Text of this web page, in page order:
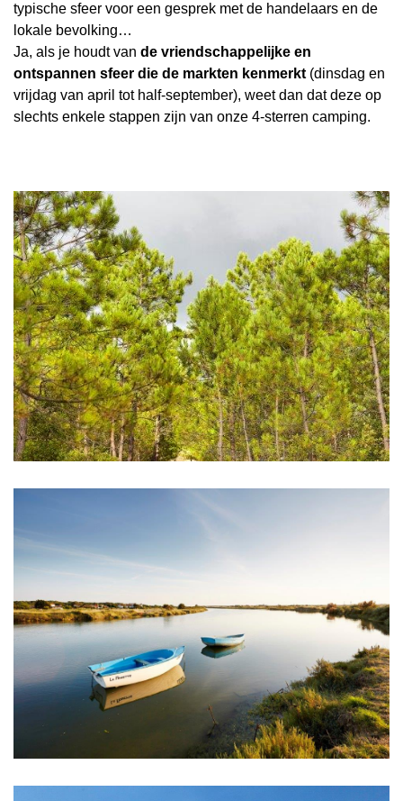
typische sfeer voor een gesprek met de handelaars en de
lokale bevolking…
Ja, als je houdt van de vriendschappelijke en
ontspannen sfeer die de markten kenmerkt (dinsdag en
vrijdag van april tot half-september), weet dan dat deze op
slechts enkele stappen zijn van onze 4-sterren camping.